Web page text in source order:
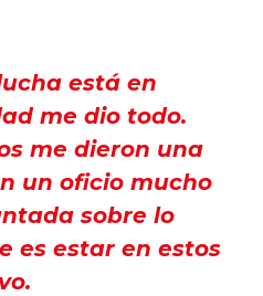
está en
me dio todo.
me dieron una
un oficio mucho
sobre lo
es estar en estos